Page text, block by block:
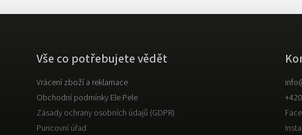
Vše co potřebujete vědět
Vrácení zboží a reklamace
Obchodní podmínky Ele Pele
Zásady ochrany osobních údajů (GDPR)
Puncovní úřad
info